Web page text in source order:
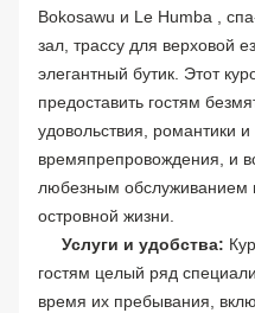
Bokosawu и Le Humba ,
зал, трассу для верховой
элегантный бутик. Этот
предоставить гостям
удовольствия, романтики
времяпрепровождения, и
любезным обслуживанием
островной жизни.
Услуги и удобства:
гостям целый ряд
время их пребывания,